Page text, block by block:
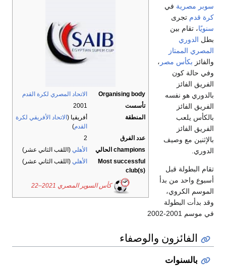
Organising body
الاتحاد المصري لكرة القدم
تأسست
2001
المنطقة
أفريقيا ( الاتحاد الأفريقي لكرة
القدم)
عدد الفرق
2
champions الحالي
الأهلي (اللقب الثاني عشر)
Most successful
club(s)
الأهلي (اللقب الثاني عشر)
كأس السوپر المصري 2021–22
سوبر مصرية في
كرة قدم تجرى
سنويًا، تقام بين
بطل الدوري
المصري الممتاز
والفائز بكأس مصر ،
وفي حالة كون
الفريق الفائز
بالدوري هو نفسه
الفريق الفائز
بالكأس يلعب
الفريق الفائز
بالإثنين مع وصيف
الدوري.
تقام البطولة قبل
أسبوع واحد من بدأ
الموسم الكروي،
وقد بدأت البطولة
في موسم 2001-2002
الفائزون والوصفاء
بالسنوات